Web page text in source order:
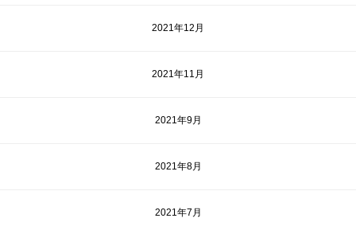
2021年12月
2021年11月
2021年9月
2021年8月
2021年7月